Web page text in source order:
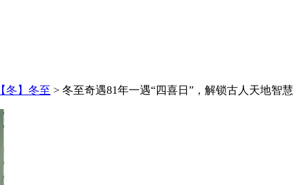
【冬】冬至 > 冬至奇遇81年一遇“四喜日”，解锁古人天地智慧